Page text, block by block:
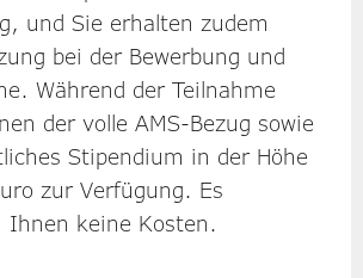
und Sie erhalten zudem
bei der Bewerbung und
Während der Teilnahme
der volle AMS-Bezug sowie
Stipendium in der Höhe
zur Verfügung. Es
Ihnen keine Kosten.